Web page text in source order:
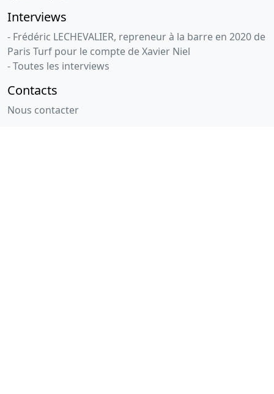
Interviews
- Frédéric LECHEVALIER, repreneur à la barre en 2020 de
Paris Turf pour le compte de Xavier Niel
- Toutes les interviews
Contacts
Nous contacter